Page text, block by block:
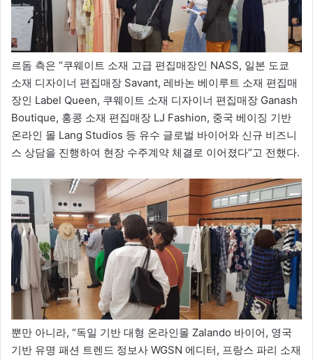
르돔 측은 “쿠웨이트 소재 고급 편집매장인 NASS, 일본 도쿄
소재 디자이너 편집매장 Savant, 레바논 베이루트 소재 편집매
장인 Label Queen, 쿠웨이트 소재 디자이너 편집매장 Ganash
Boutique, 홍콩 소재 편집매장 LJ Fashion, 중국 베이징 기반
온라인 몰 Lang Studios 등 유수 글로벌 바이어와 신규 비즈니
스 상담을 진행하여 현장 수주계약 체결로 이어졌다”고 전했다.
뿐만 아니라, “독일 기반 대형 온라인몰 Zalando 바이어, 영국
기반 유명 패션 트렌드 정보사 WGSN 에디터, 프랑스 파리 소재